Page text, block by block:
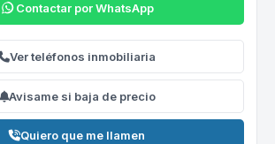
Contactar por WhatsApp
Ver teléfonos inmobiliaria
Avisame si baja de precio
Quiero que me llamen